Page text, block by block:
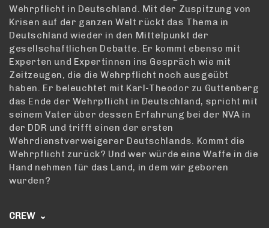
Wehrpflicht in Deutschland. Mit der Zuspitzung von
Krisen auf der ganzen Welt rückt das Thema in
Deutschland wieder in den Mittelpunkt der
gesellschaftlichen Debatte. Er kommt ebenso mit
Experten und Expertinnen ins Gespräch wie mit
Zeitzeugen, die die Wehrpflicht noch ausgeübt
haben. Er beleuchtet mit Karl-Theodor zu Guttenberg
das Ende der Wehrpflicht in Deutschland, spricht mit
seinem Vater über dessen Erfahrung bei der NVA in
der DDR und trifft einen der ersten
Wehrdienstverweigerer Deutschlands. Kommt die
Wehrpflicht zurück? Und wer würde eine Waffe in die
Hand nehmen für das Land, in dem wir geboren
wurden?
CREW